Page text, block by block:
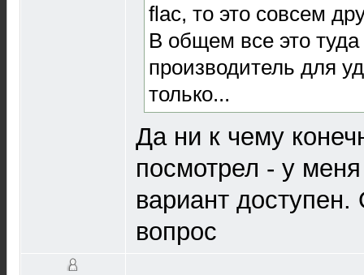
flac, то это совсем
В общем все это туда
производитель для
только...
Да ни к чему
посмотрел - у
вариант
вопрос